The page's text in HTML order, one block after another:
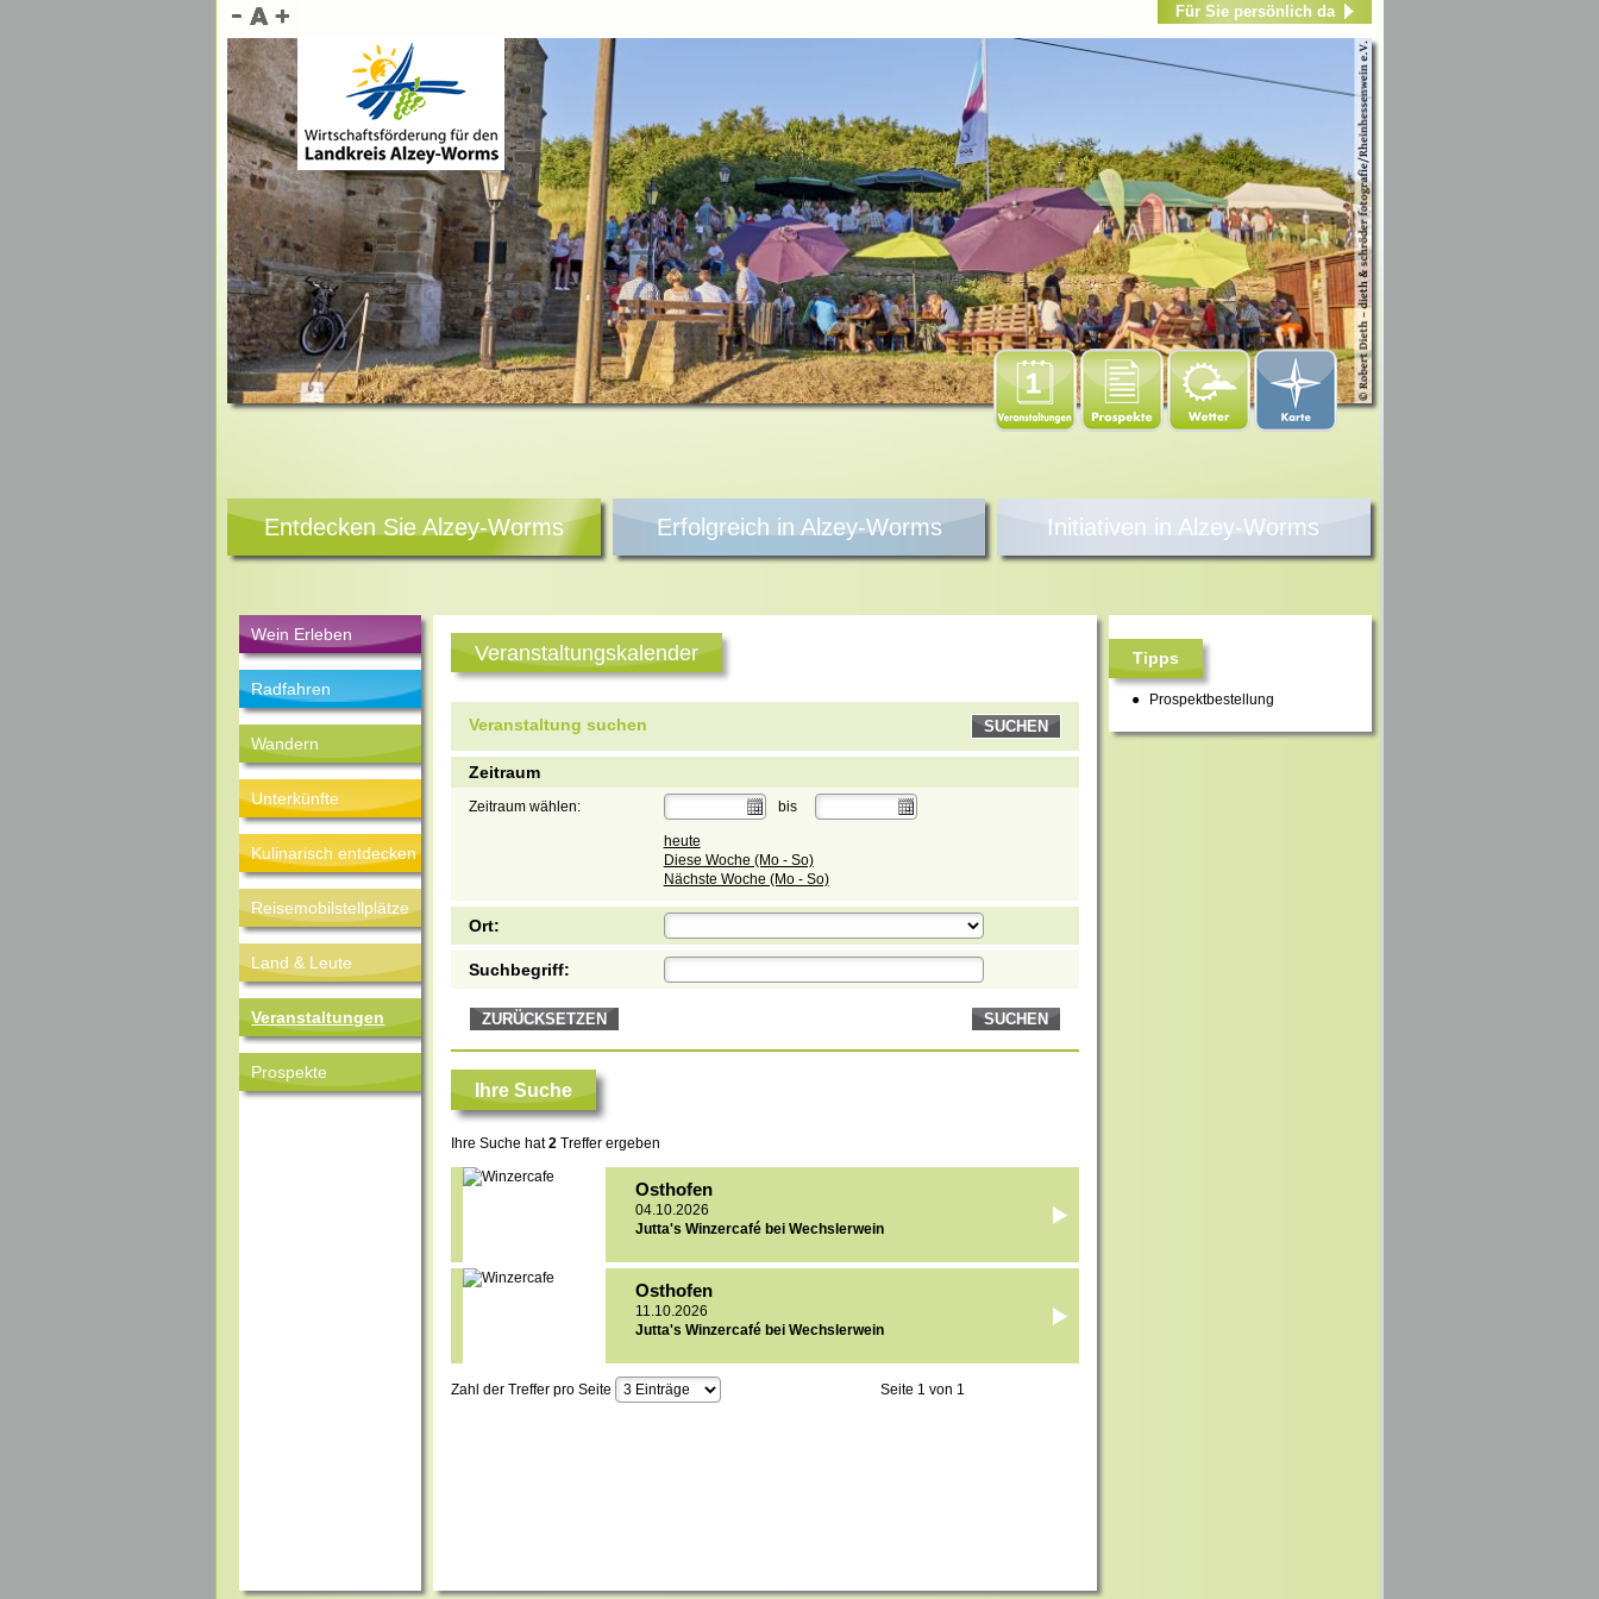
Für Sie persönlich da
Entdecken Sie Alzey-Worms Erfolgreich in Alzey-Worms Initiativen in Alzey-Worms
Wein Erleben
Radfahren
Wandern
Unterkünfte
Kulinarisch entdecken
Reisemobilstellplätze
Land & Leute
Veranstaltungen
Prospekte
Veranstaltungskalender
Veranstaltung suchen SUCHEN
Zeitraum
Zeitraum wählen: bis
heute
Diese Woche (Mo - So)
Nächste Woche (Mo - So)
Ort:
Suchbegriff:
ZURÜCKSETZEN SUCHEN
Ihre Suche
Ihre Suche hat2 Treffer ergeben
Osthofen
04.10.2026
Jutta's Winzercafé bei Wechslerwein
Osthofen
11.10.2026
Jutta's Winzercafé bei Wechslerwein
Zahl der Treffer pro Seite Seite 1 von 1
Tipps
Prospektbestellung